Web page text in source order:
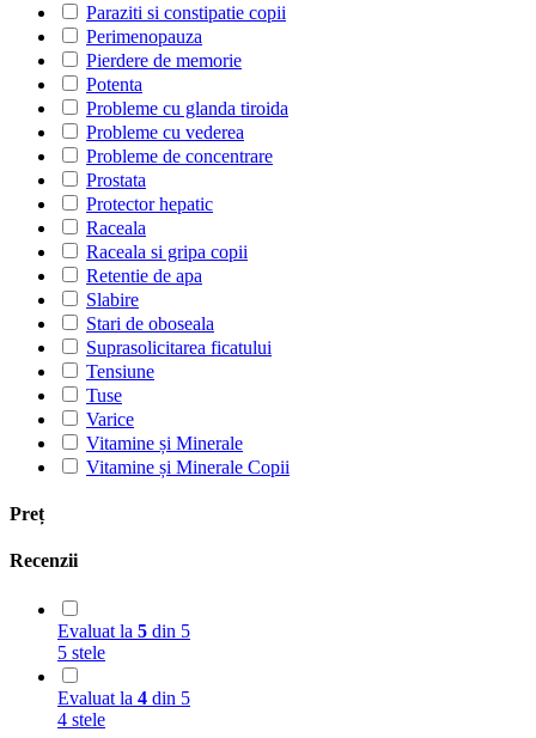
Paraziti si constipatie copii
Perimenopauza
Pierdere de memorie
Potenta
Probleme cu glanda tiroida
Probleme cu vederea
Probleme de concentrare
Prostata
Protector hepatic
Raceala
Raceala si gripa copii
Retentie de apa
Slabire
Stari de oboseala
Suprasolicitarea ficatului
Tensiune
Tuse
Varice
Vitamine și Minerale
Vitamine și Minerale Copii
Preț
Recenzii
Evaluat la 5 din 5
5 stele
Evaluat la 4 din 5
4 stele